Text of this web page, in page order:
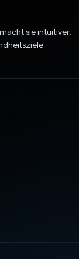
sie intuitiver,